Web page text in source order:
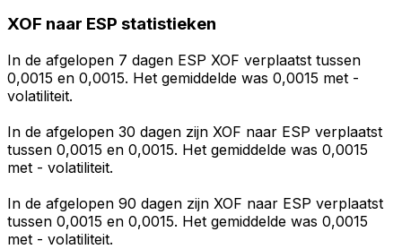
XOF naar ESP statistieken
In de afgelopen 7 dagen ESP XOF verplaatst tussen
0,0015 en 0,0015. Het gemiddelde was 0,0015 met -
volatiliteit.
In de afgelopen 30 dagen zijn XOF naar ESP verplaatst
tussen 0,0015 en 0,0015. Het gemiddelde was 0,0015
met - volatiliteit.
In de afgelopen 90 dagen zijn XOF naar ESP verplaatst
tussen 0,0015 en 0,0015. Het gemiddelde was 0,0015
met - volatiliteit.